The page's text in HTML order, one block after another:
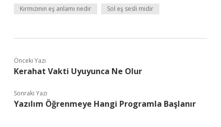
Kırmızının eş anlamı nedir Sol eş sesli midir
Önceki Yazı
Kerahat Vakti Uyuyunca Ne Olur
Sonraki Yazı
Yazılım Öğrenmeye Hangi Programla Başlanır